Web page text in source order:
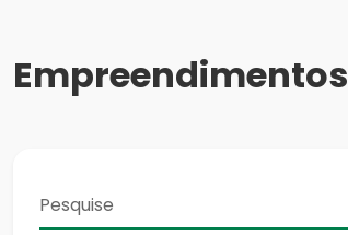
Empreendimentos